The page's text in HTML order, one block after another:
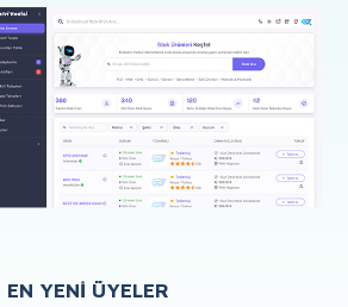
EN YENI ÜYELER